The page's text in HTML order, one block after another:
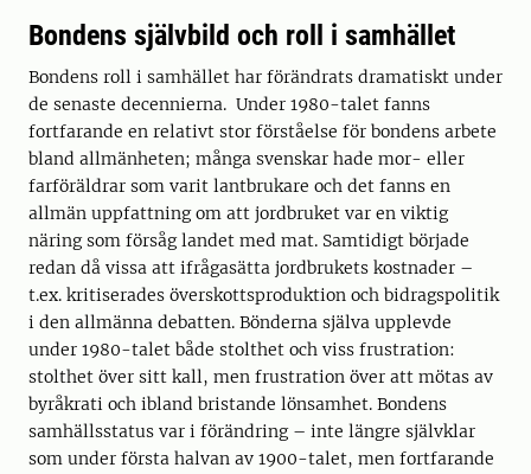
Bondens självbild och roll i samhället
Bondens roll i samhället har förändrats dramatiskt under
de senaste decennierna. Under 1980-talet fanns
fortfarande en relativt stor förståelse för bondens arbete
bland allmänheten; många svenskar hade mor- eller
farföräldrar som varit lantbrukare och det fanns en
allmän uppfattning om att jordbruket var en viktig
näring som försåg landet med mat. Samtidigt började
redan då vissa att ifrågasätta jordbrukets kostnader –
t.ex. kritiserades överskottsproduktion och bidragspolitik
i den allmänna debatten. Bönderna själva upplevde
under 1980-talet både stolthet och viss frustration:
stolthet över sitt kall, men frustration över att mötas av
byråkrati och ibland bristande lönsamhet. Bondens
samhällsstatus var i förändring – inte längre självklar
som under första halvan av 1900-talet, men fortfarande